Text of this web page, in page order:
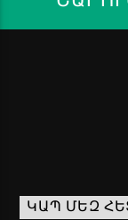
ԿԱՊ ՄԵԶ